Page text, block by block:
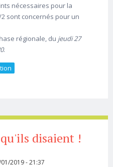
nécessaires pour la
sont concernés pour un
régionale, du jeudi 27
.
disaient !
2019 - 21:37